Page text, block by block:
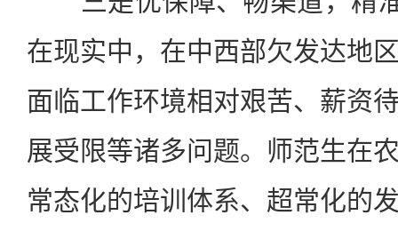
在现实中，在中西部欠发达地
面临工作环境相对艰苦、薪资
展受限等诸多问题。师范生在
常态化的培训体系、超常化的